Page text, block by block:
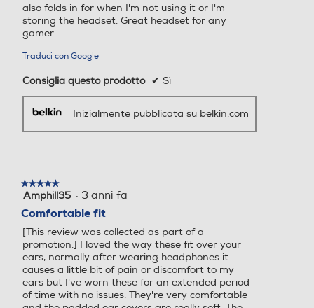
also folds in for when I'm not using it or I'm
storing the headset. Great headset for any
gamer.
Traduci con Google
Consiglia questo prodotto ✔ Sì
Inizialmente pubblicata su belkin.com
★★★★★
★★★★★
5
5
stelle.
Amphill35 · 3 anni fa
Comfortable fit
[This review was collected as part of a
promotion.] I loved the way these fit over your
ears, normally after wearing headphones it
causes a little bit of pain or discomfort to my
ears but I've worn these for an extended period
of time with no issues. They're very comfortable